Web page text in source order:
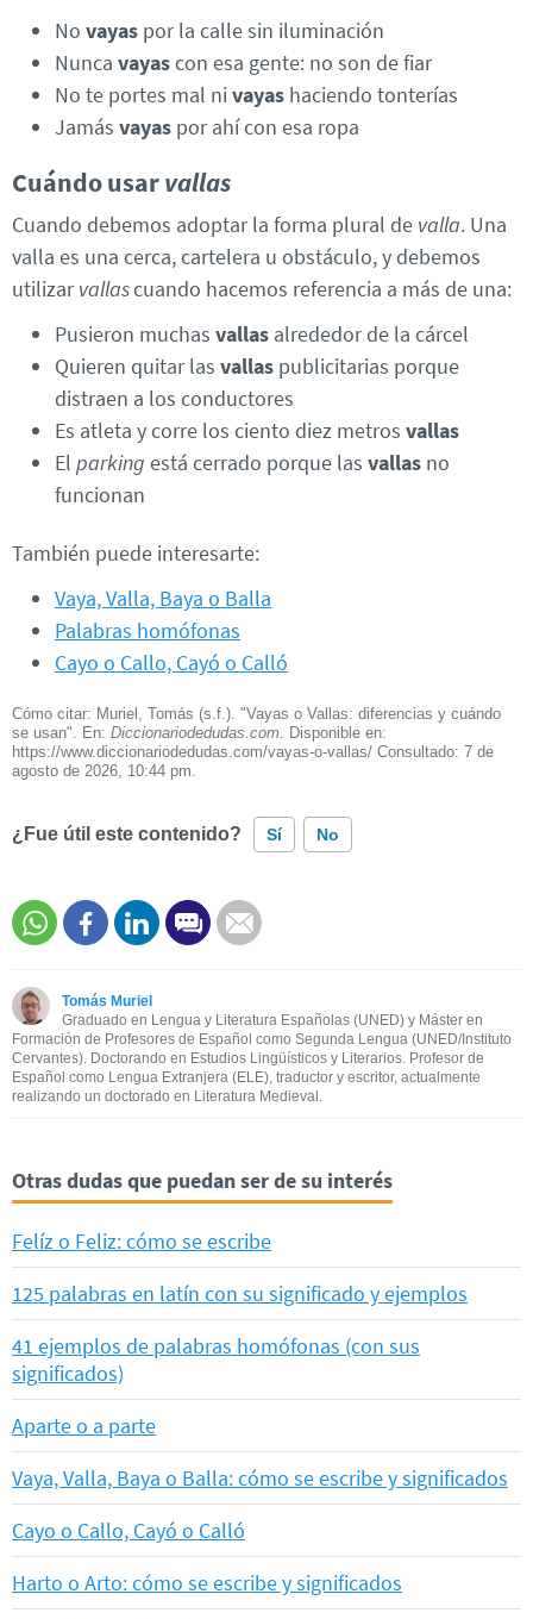
No vayas por la calle sin iluminación
Nunca vayascon esa gente: no son de fiar
No te portes mal ni vayas haciendo tonterías
Jamás vayas por ahí con esa ropa
Cuándo usarvallas
Cuando debemos adoptar la forma plural de valla. Una
valla es una cerca, cartelera u obstáculo, y debemos
utilizarvallascuando hacemos referencia a más de una:
Pusieron muchas vallas alrededor de la cárcel
Quieren quitar las vallas publicitarias porque
distraen a los conductores
Es atleta y corre los ciento diez metros vallas
El parking está cerrado porque las vallas no
funcionan
También puede interesarte:
Vaya, Valla, Baya o Balla
Palabras homófonas
Cayo o Callo, Cayó o Calló
Cómo citar: Muriel, Tomás (s.f.). "Vayas o Vallas: diferencias y cuándo
se usan". En: Diccionariodedudas.com. Disponible en:
https://www.diccionariodedudas.com/vayas-o-vallas/ Consultado: 7 de
agosto de 2026, 10:44 pm.
¿Fue útil este contenido? Sí No
Este contenido contiene información incorrecta
Otro
Tomás Muriel
Graduado en Lengua y Literatura Españolas (UNED) y Máster en
Formación de Profesores de Español como Segunda Lengua (UNED/Instituto
Cervantes). Doctorando en Estudios Lingüísticos y Literarios. Profesor de
Español como Lengua Extranjera (ELE), traductor y escritor, actualmente
realizando un doctorado en Literatura Medieval.
Otras dudas que puedan ser de su interés
Felíz o Feliz: cómo se escribe
125 palabras en latín con su significado y ejemplos
41 ejemplos de palabras homófonas (con sus
significados)
Aparte o a parte
Vaya, Valla, Baya o Balla: cómo se escribe y significados
Cayo o Callo, Cayó o Calló
Harto o Arto: cómo se escribe y significados